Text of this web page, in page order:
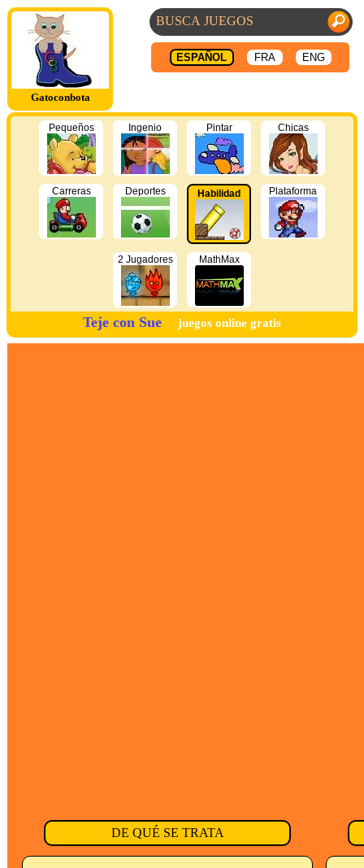
Gatoconbota
ESPAÑOL FRA ENG
Pequeños Ingenio Pintar Chicas
Carreras Deportes Habilidad Plataforma
2 Jugadores MathMax
Teje con Sue juegos online gratis
DE QUÉ SE TRATA